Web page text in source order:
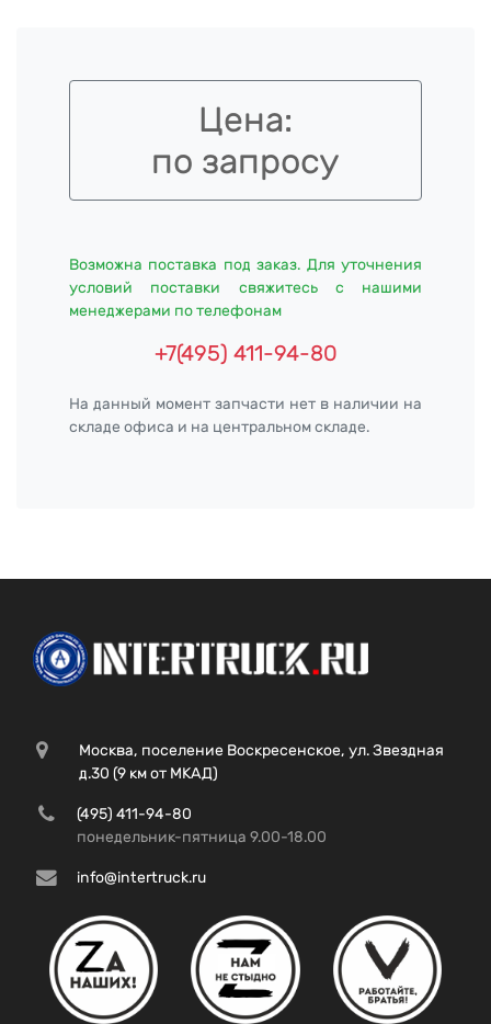
Цена:
по запросу
Возможна поставка под заказ. Для уточнения
условий поставки свяжитесь с нашими
менеджерами по телефонам
+7(495) 411-94-80
На данный момент запчасти нет в наличии на
складе офиса и на центральном складе.
Москва, поселение Воскресенское, ул. Звездная
д.30 (9 км от МКАД)
(495) 411-94-80
понедельник-пятница 9.00-18.00
info@intertruck.ru